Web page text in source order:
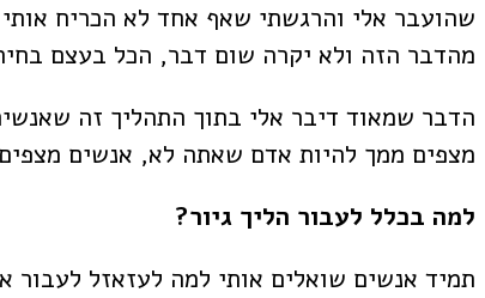
שהועבר אלי והרגשתי שאף אחד לא הכריח
מהדבר הזה ולא יקרה שום דבר, הכל בעצם
הדבר שמאוד דיבר אלי בתוך התהליך זה
מצפים ממך להיות אדם שאתה לא, אנשים
למה בכלל לעבור הליך גיור?
תמיד אנשים שואלים אותי למה לעזאזל